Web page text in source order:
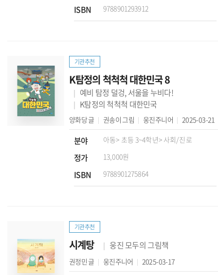
ISBN 9788901293912
기관추천
K탐정의 척척척 대한민국 8
예비 탐정 덜겅, 서울을 누비다!
K탐정의 척척척 대한민국
양화당글 권송이그림 웅진주니어 2025-03-21
분야 아동> 초등 3~4학년> 사회/진로
정가 13,000원
ISBN 9788901275864
기관추천
시계탕 웅진 모두의 그림책
권정민 글 웅진주니어 2025-03-17